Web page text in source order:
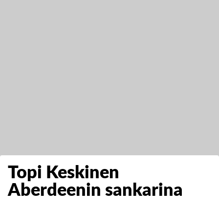
Topi Keskinen
Aberdeenin sankarina